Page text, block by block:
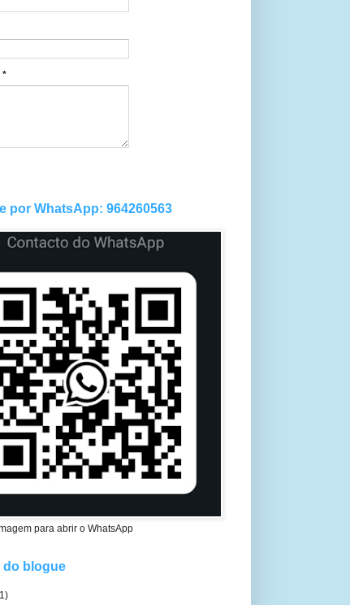
*
por WhatsApp: 964260563
para abrir o WhatsApp
do blogue